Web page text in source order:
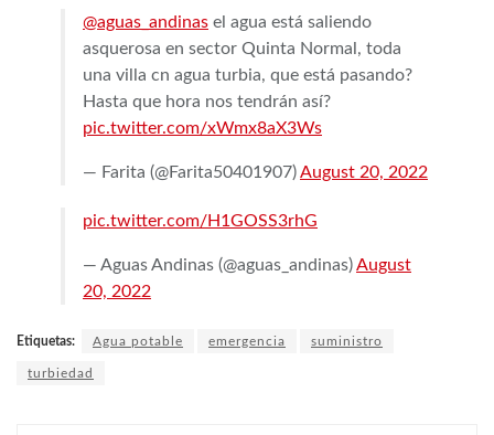
@aguas_andinas el agua está saliendo
asquerosa en sector Quinta Normal, toda
una villa cn agua turbia, que está pasando?
Hasta que hora nos tendrán así?
pic.twitter.com/xWmx8aX3Ws
— Farita (@Farita50401907)August 20, 2022
pic.twitter.com/H1GOSS3rhG
— Aguas Andinas (@aguas_andinas)August
20, 2022
Etiquetas: Agua potable emergencia suministro
turbiedad